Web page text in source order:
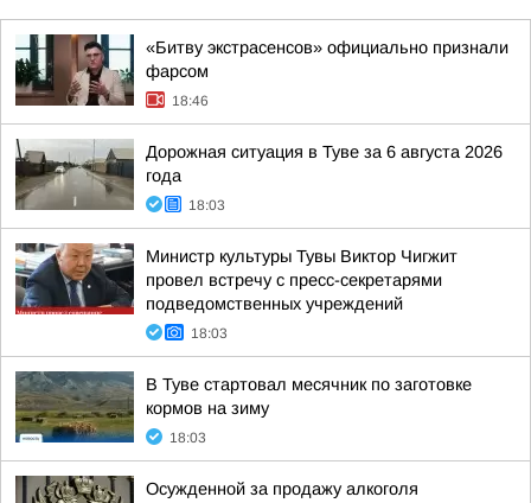
«Битву экстрасенсов» официально признали
фарсом
18:46
Дорожная ситуация в Туве за 6 августа 2026
года
18:03
Министр культуры Тувы Виктор Чигжит
провел встречу с пресс-секретарями
подведомственных учреждений
18:03
В Туве стартовал месячник по заготовке
кормов на зиму
18:03
Осужденной за продажу алкоголя